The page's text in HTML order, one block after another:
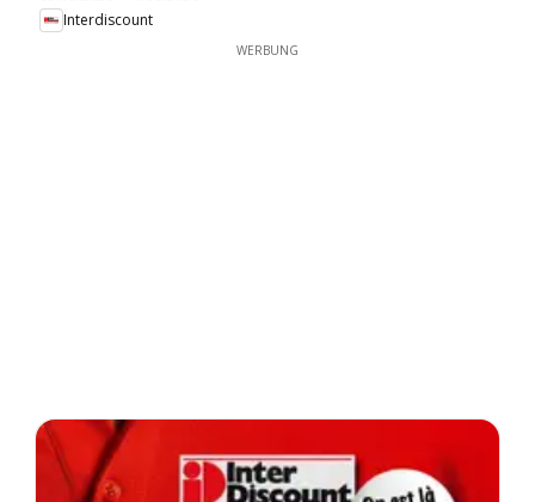
Interdiscount
WERBUNG